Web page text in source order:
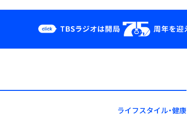
YouTube
会社情報
ライフスタイル・健康